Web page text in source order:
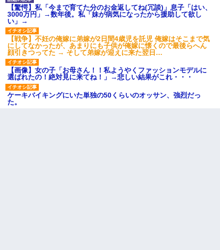
【驚愕】私「今まで育てた分のお金返してね(冗談)」息子「はい、
3000万円」→数年後。私「妹が病気になったから援助して欲し
い」→
【戦争】不妊の俺嫁に弟嫁が2日間4歳児を託児 俺嫁はそこまで気
にしてなかったが、あまりにも子供が俺嫁に懐くので最後らへん
顔引きつってた → そして弟嫁が迎えに来た翌日…
【画像】女の子「お母さん！！私ようやくファッションモデルに
選ばれたの！絶対見に来てね！」→悲しい結果がこれ・・・
ケーキバイキングにいた単独の50くらいのオッサン、強烈だっ
た。